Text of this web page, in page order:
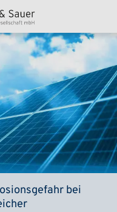
bei